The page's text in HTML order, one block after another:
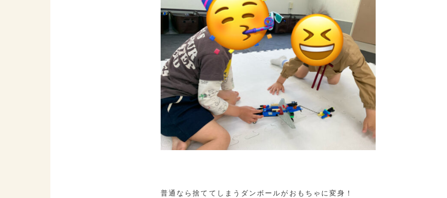
普通なら捨ててしまうダンボールがおもちゃに変身！